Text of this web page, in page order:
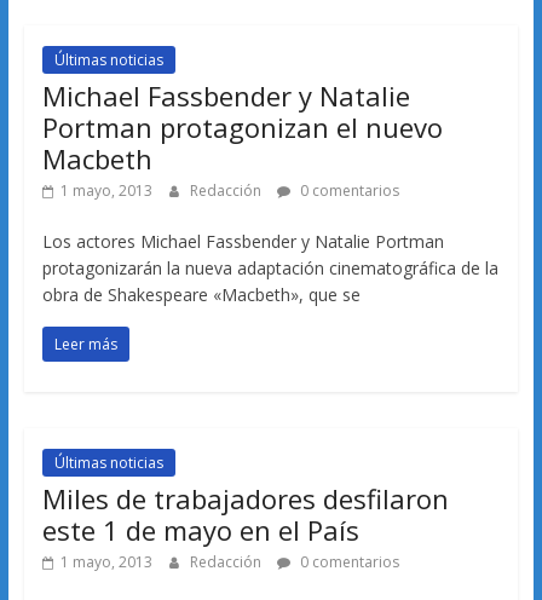
Últimas noticias
Michael Fassbender y Natalie
Portman protagonizan el nuevo
Macbeth
1 mayo, 2013 Redacción 0 comentarios
Los actores Michael Fassbender y Natalie Portman
protagonizarán la nueva adaptación cinematográfica de la
obra de Shakespeare «Macbeth», que se
Leer más
Últimas noticias
Miles de trabajadores desfilaron
este 1 de mayo en el País
1 mayo, 2013 Redacción 0 comentarios